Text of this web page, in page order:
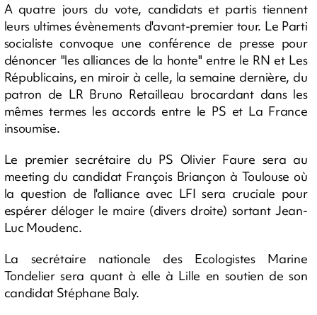
A quatre jours du vote, candidats et partis tiennent
leurs ultimes évènements d'avant-premier tour. Le Parti
socialiste convoque une conférence de presse pour
dénoncer "les alliances de la honte" entre le RN et Les
Républicains, en miroir à celle, la semaine dernière, du
patron de LR Bruno Retailleau brocardant dans les
mêmes termes les accords entre le PS et La France
insoumise.
Le premier secrétaire du PS Olivier Faure sera au
meeting du candidat François Briançon à Toulouse où
la question de l'alliance avec LFI sera cruciale pour
espérer déloger le maire (divers droite) sortant Jean-
Luc Moudenc.
La secrétaire nationale des Ecologistes Marine
Tondelier sera quant à elle à Lille en soutien de son
candidat Stéphane Baly.